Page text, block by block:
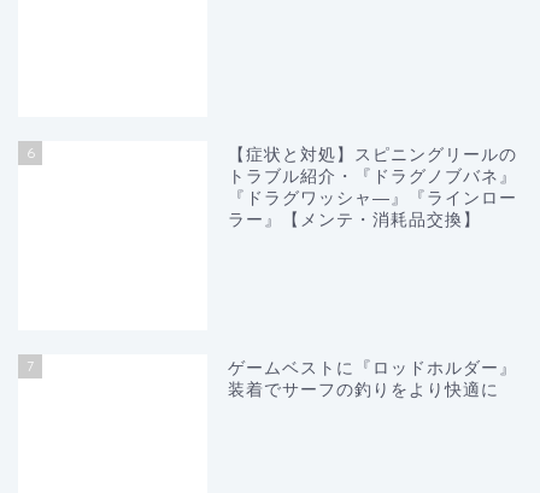
6
【症状と対処】スピニングリールの
トラブル紹介・『ドラグノブバネ』
『ドラグワッシャ―』『ラインロー
ラー』【メンテ・消耗品交換】
7
ゲームベストに『ロッドホルダー』
装着でサーフの釣りをより快適に